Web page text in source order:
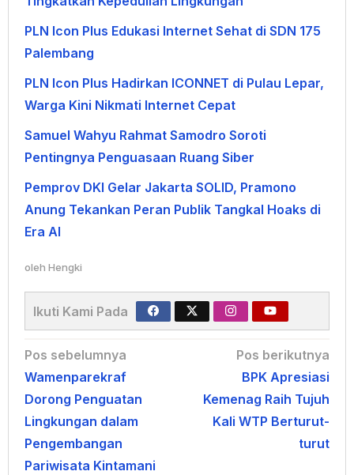
PLN Icon Plus Edukasi Internet Sehat di SDN 175
Palembang
PLN Icon Plus Hadirkan ICONNET di Pulau Lepar,
Warga Kini Nikmati Internet Cepat
Samuel Wahyu Rahmat Samodro Soroti
Pentingnya Penguasaan Ruang Siber
Pemprov DKI Gelar Jakarta SOLID, Pramono
Anung Tekankan Peran Publik Tangkal Hoaks di
Era AI
oleh Hengki
Ikuti Kami Pada
Navigasi
pos
Pos sebelumnya
Wamenparekraf
Dorong Penguatan
Lingkungan dalam
Pengembangan
Pariwisata Kintamani
Pos berikutnya
BPK Apresiasi
Kemenag Raih Tujuh
Kali WTP Berturut-
turut